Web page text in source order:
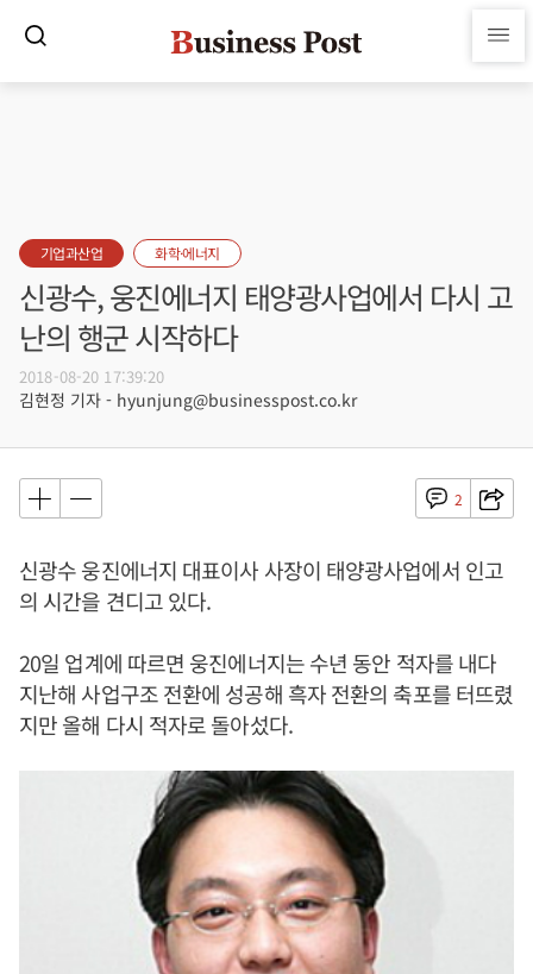
기업과산업 화학·에너지
신광수, 웅진에너지 태양광사업에서 다시 고
난의 행군 시작하다
2018-08-20 17:39:20
김현정 기자 - hyunjung@businesspost.co.kr
2
신광수 웅진에너지 대표이사 사장이 태양광사업에서 인고
의 시간을 견디고 있다.
20일 업계에 따르면 웅진에너지는 수년 동안 적자를 내다
지난해 사업구조 전환에 성공해 흑자 전환의 축포를 터뜨렸
지만 올해 다시 적자로 돌아섰다.